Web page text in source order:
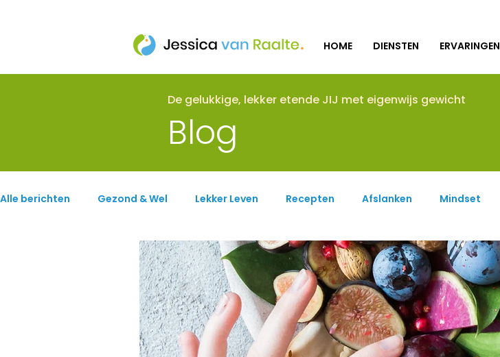
HOME DIENSTEN ERVARINGEN
De gelukkige, lekker etende JIJ met eigenwijs gewicht
Blog
Alle berichten Gezond & Wel Lekker Leven Recepten Afslanken Mindset